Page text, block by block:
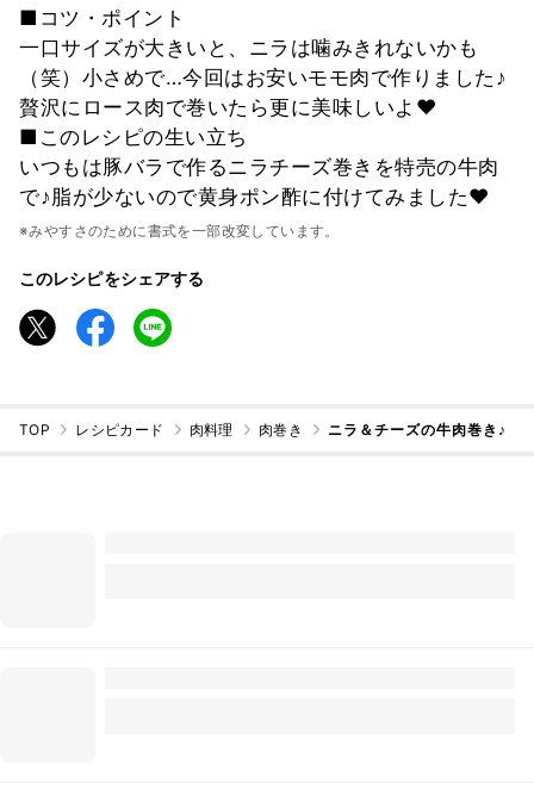
■コツ・ポイント
一口サイズが大きいと、ニラは噛みきれないかも
（笑）小さめで…今回はお安いモモ肉で作りました♪
贅沢にロース肉で巻いたら更に美味しいよ❤
■このレシピの生い立ち
いつもは豚バラで作るニラチーズ巻きを特売の牛肉
で♪脂が少ないので黄身ポン酢に付けてみました❤
※みやすさのために書式を一部改変しています。
このレシピをシェアする
TOP レシピカード 肉料理 肉巻き ニラ＆チーズの牛肉巻き♪